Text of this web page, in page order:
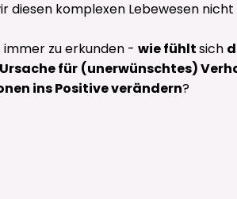
diesen komplexen Lebewesen
zu erkunden - wie fühltsich
Ursache für (unerwünschtes)
ins Positive verändern?